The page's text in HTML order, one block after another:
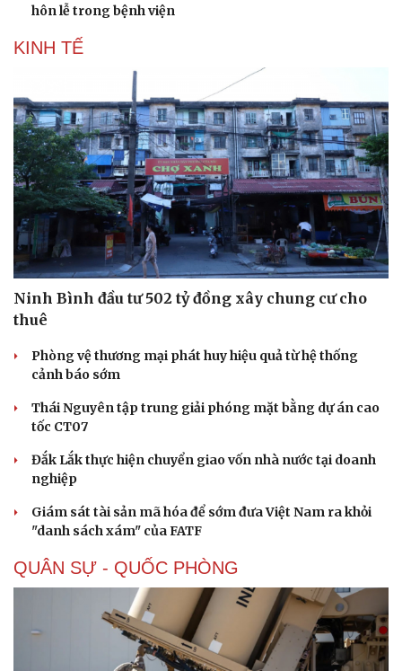
Thông tin doanh nghiệp
Doanh nghiệp 24h
Doanh nhân
Vì cộng đồng
Công nghệ
Sành điệu
Tin Công nghệ
Trải nghiệm
Chuyển đổi số
hôn lễ trong bệnh viện
KINH TẾ
Ninh Bình đầu tư 502 tỷ đồng xây chung cư cho
thuê
Phòng vệ thương mại phát huy hiệu quả từ hệ thống
cảnh báo sớm
Thái Nguyên tập trung giải phóng mặt bằng dự án cao
tốc CT07
Đắk Lắk thực hiện chuyển giao vốn nhà nước tại doanh
nghiệp
Giám sát tài sản mã hóa để sớm đưa Việt Nam ra khỏi
"danh sách xám" của FATF
QUÂN SỰ - QUỐC PHÒNG